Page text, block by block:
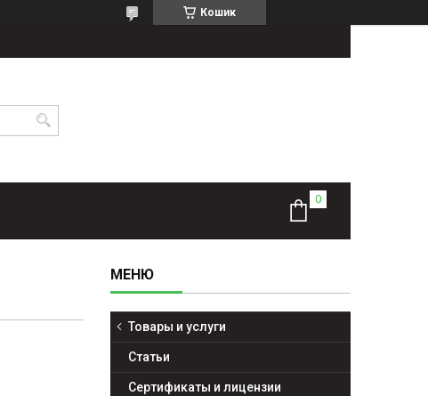
Кошик
Товары и услуги
Статьи
Сертификаты и лицензии